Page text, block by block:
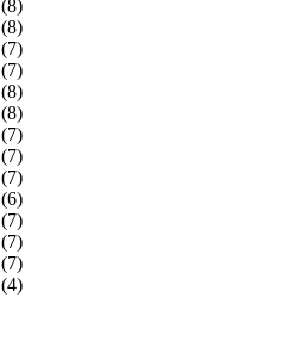
(8)
(8)
(7)
(7)
(8)
(8)
(7)
(7)
(7)
(6)
(7)
(7)
(7)
(4)